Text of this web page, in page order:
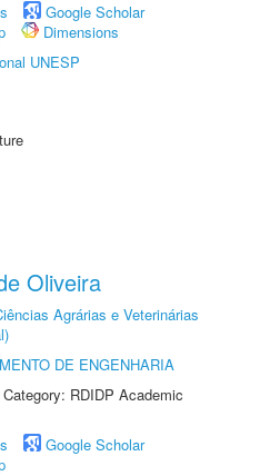
Google Scholar
Dimensions
UNESP
Oliveira
Agrárias e Veterinárias
DE ENGENHARIA
RDIDP Academic
Google Scholar